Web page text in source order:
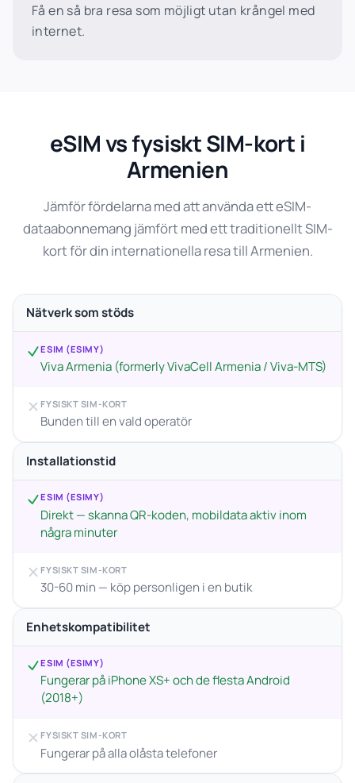
Få en så bra resa som möjligt utan krångel med
internet.
eSIM vs fysiskt SIM-kort i
Armenien
Jämför fördelarna med att använda ett eSIM-
dataabonnemang jämfört med ett traditionellt SIM-
kort för din internationella resa till Armenien.
Nätverk som stöds
ESIM (ESIMY)
Viva Armenia (formerly VivaCell Armenia / Viva-MTS)
FYSISKT SIM-KORT
Bunden till en vald operatör
Installationstid
ESIM (ESIMY)
Direkt — skanna QR-koden, mobildata aktiv inom
några minuter
FYSISKT SIM-KORT
30-60 min — köp personligen i en butik
Enhetskompatibilitet
ESIM (ESIMY)
Fungerar på iPhone XS+ och de flesta Android
(2018+)
FYSISKT SIM-KORT
Fungerar på alla olåsta telefoner